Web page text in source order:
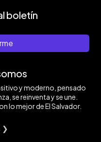
boletín
y moderno, pensado
se reinventa y se une.
lo mejor de El Salvador.
❯